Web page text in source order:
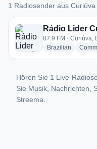
1 Radiosender aus Curiúva
1 Radiosender aus
Rádio Lider
87.9 FM · Curiúva,
Brazilian radio
Hören Sie 1 Live-
Sie Musik, Nachrichten,
Streema.